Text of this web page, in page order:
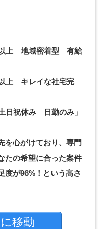
以上 地域密着型 有給
上 キレイな社宅完
日祝休み 日勤のみ」
を心がけており、専門
たの希望に合った案件
度が96%！という高さ
移動